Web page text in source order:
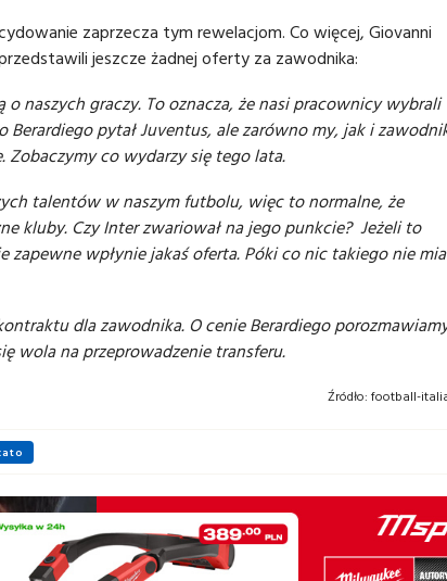
zaprzecza tym rewelacjom. Co więcej, Giovanni
jeszcze żadnej oferty za zawodnika:
naszych graczy. To oznacza, że nasi pracownicy wybrali
Berardiego pytał Juventus, ale zarówno my, jak i
co wydarzy się tego lata.
talentów w naszym futbolu, więc to normalne, że
kluby. Czy Inter zwariował na jego punkcie? Jeżeli to
wpłynie jakaś oferta. Póki co nic takiego nie
dla zawodnika. O cenie Berardiego
wola na przeprowadzenie transferu.
Źródło: football-